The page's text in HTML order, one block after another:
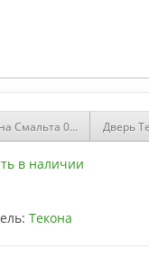
Смальта 05 Слоновая
Дверь
в наличии
Текона